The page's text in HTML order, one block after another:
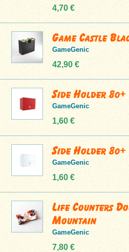
4,70 €
Game Castle
GameGenic
42,90 €
Side Holder 80+
GameGenic
1,60 €
Side Holder
GameGenic
1,60 €
Life Counters
Mountain
GameGenic
7,80 €